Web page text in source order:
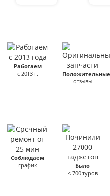
Работаем
с 2013 г.
Положительные
отзывы
Соблюдаем
график
Было
< 700 туров